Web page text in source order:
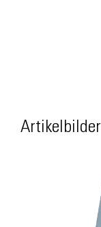
Artikelbilder